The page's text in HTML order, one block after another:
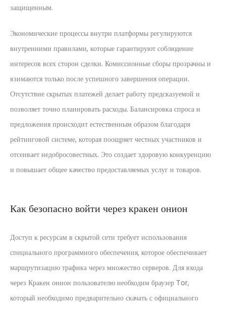
защищенным.
Экономические процессы внутри платформы регулируются
внутренними правилами, которые гарантируют соблюдение
интересов всех сторон сделки. Комиссионные сборы прозрачны и
взимаются только после успешного завершения операции.
Отсутствие скрытых платежей делает работу предсказуемой и
позволяет точно планировать расходы. Балансировка спроса и
предложения происходит естественным образом благодаря
рейтинговой системе, которая поощряет честных участников и
отсеивает недобросовестных. Это создает здоровую конкуренцию
и повышает общее качество предоставляемых услуг и товаров.
Как безопасно войти через кракен онион
Доступ к ресурсам в скрытой сети требует использования
специального программного обеспечения, которое обеспечивает
маршрутизацию трафика через множество серверов. Для входа
через Кракен онион пользователю необходим браузер Tor,
который необходимо предварительно скачать с официального